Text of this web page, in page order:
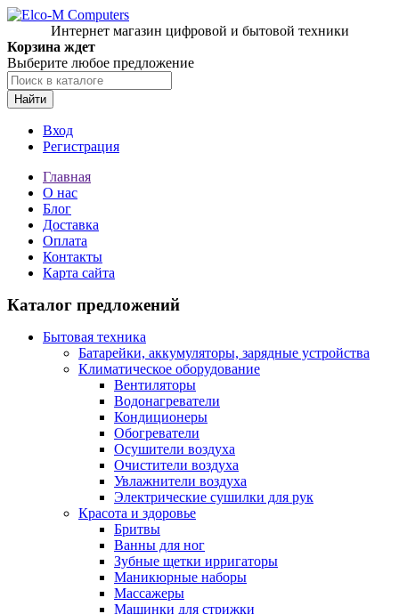
Интернет магазин цифровой и бытовой техники
Корзина ждет
Выберите любое предложение
Найти
Вход
Регистрация
Главная
О нас
Блог
Доставка
Оплата
Контакты
Карта сайта
Каталог предложений
Бытовая техника
Батарейки, аккумуляторы, зарядные устройства
Климатическое оборудование
Вентиляторы
Водонагреватели
Кондиционеры
Обогреватели
Осушители воздуха
Очистители воздуха
Увлажнители воздуха
Электрические сушилки для рук
Красота и здоровье
Бритвы
Ванны для ног
Зубные щетки ирригаторы
Маникюрные наборы
Массажеры
Машинки для стрижки